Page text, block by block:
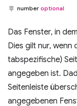
number optional
Das Fenster, in
Dies gilt nur, wenn
tabspezifische)
angegeben ist.
Seitenleiste
angegebenen